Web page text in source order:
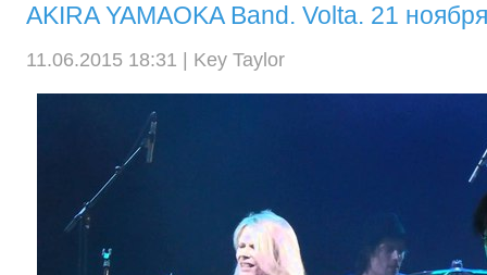
AKIRA YAMAOKA Band. Volta. 21
11.06.2015 18:31 | Key Taylor